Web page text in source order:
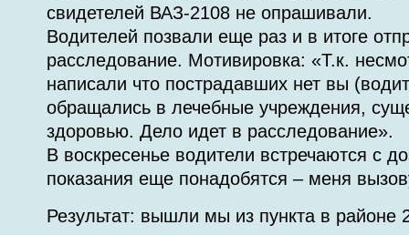
свидетелей ВАЗ-2108 не опрашивали.
Водителей позвали еще раз и в итоге
расследование. Мотивировка: «Т.к.
написали что пострадавших нет вы
обращались в лечебные учреждения,
здоровью. Дело идет в расследование».
В воскресенье водители встречаются с
показания еще понадобятся – меня
Результат: вышли мы из пункта в районе